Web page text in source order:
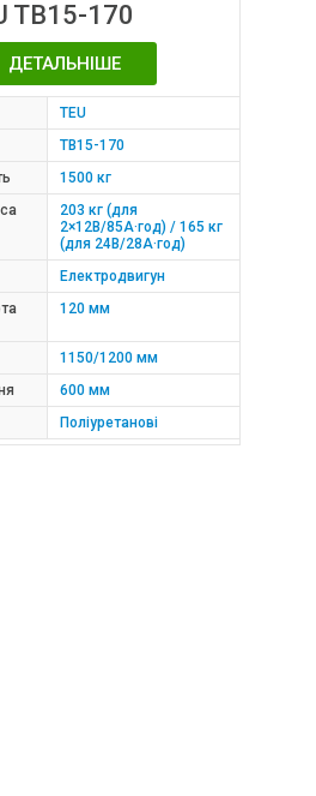
TB15-170
ДЕТАЛЬНІШЕ
TEU
TB15-170
1500 кг
203 кг (для
2×12В/85А·год) / 165 кг
(для 24В/28А·год)
Електродвигун
120 мм
1150/1200 мм
600 мм
Поліуретанові